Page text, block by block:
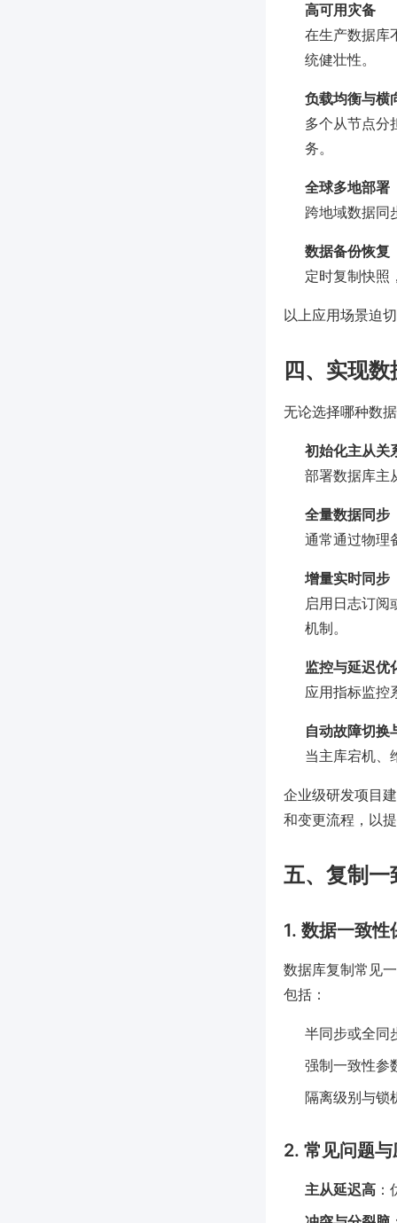
高可用灾备
在生产数据库
统健壮性。
负载均衡与横
多个从节点分
务。
全球多地部署
跨地域数据同
数据备份恢复
定时复制快照
以上应用场景迫
四、实现
无论选择哪种数
初始化主从关
部署数据库主
全量数据同步
通常通过物理
增量实时同步
启用日志订阅
机制。
监控与延迟优
应用指标监控
自动故障切换
当主库宕机、
企业级研发项目
和变更流程，以
五、复制一
1. 数据一致性
数据库复制常见
包括：
半同步或全同
强制一致性
隔离级别与锁
2. 常见问题与
主从延迟高